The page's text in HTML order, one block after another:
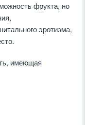
фрукта, но
эротизма,
имеющая